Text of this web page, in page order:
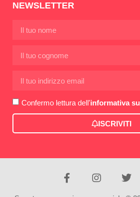
NEWSLETTER
Confermo lettura dell'informativa
ISCRIVITI